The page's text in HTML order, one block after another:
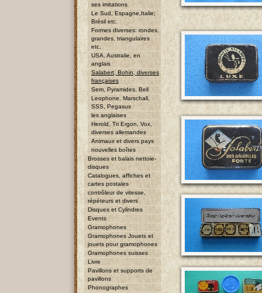
ses imitations
Le Sud, Espagne,Italie;
Brésil etc.
Formes diverses: rondes,
grandes, triangulaires
etc.
USA, Australie, en
anglais
Salabert, Bohin, diverses
françaises
Sem, Pyramides, Bell
Leophone, Marschall,
SSS, Pegasus
les anglaises
Herold, Tri Ergon, Vox,
diverses allemandes
Animaux et divers pays
nouvelles boîtes
Brosses et balais nettoie-
disques
Catalogues, affiches et
cartes postales
contrôleur de vitesse,
répéteurs et divers
Disques et Cylindres
Events
Gramophones
Gramophones Jouets et
jouets pour gramophones
Gramophones suisses
Livre
Pavillons et supports de
pavillons
Phonographes